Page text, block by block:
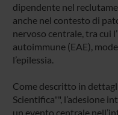
dipendente nel
anche nel contesto di
nervoso centrale, tra cui
autoimmune (EAE),
l’epilessia.
Come descritto in
Scientifica"", l’adesione
un evento centrale